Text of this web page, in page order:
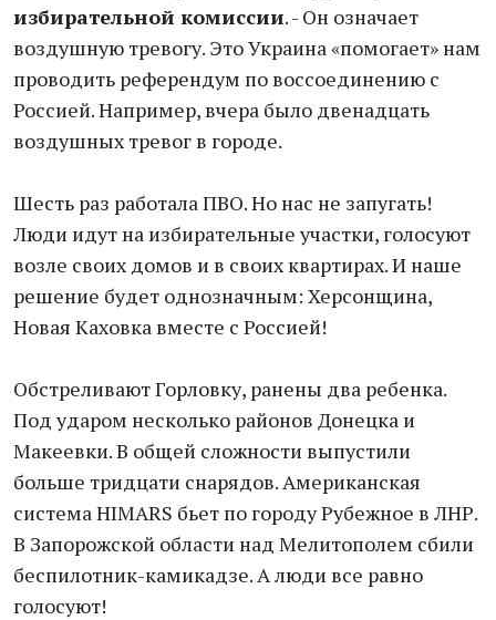
избирательной комиссии. - Он означает
воздушную тревогу. Это Украина «помогает» нам
проводить референдум по воссоединению с
Россией. Например, вчера было двенадцать
воздушных тревог в городе.
Шесть раз работала ПВО. Но нас не запугать!
Люди идут на избирательные участки, голосуют
возле своих домов и в своих квартирах. И наше
решение будет однозначным: Херсонщина,
Новая Каховка вместе с Россией!
Обстреливают Горловку, ранены два ребенка.
Под ударом несколько районов Донецка и
Макеевки. В общей сложности выпустили
больше тридцати снарядов. Американская
система HIMARS бьет по городу Рубежное в ЛНР.
В Запорожской области над Мелитополем сбили
беспилотник-камикадзе. А люди все равно
голосуют!